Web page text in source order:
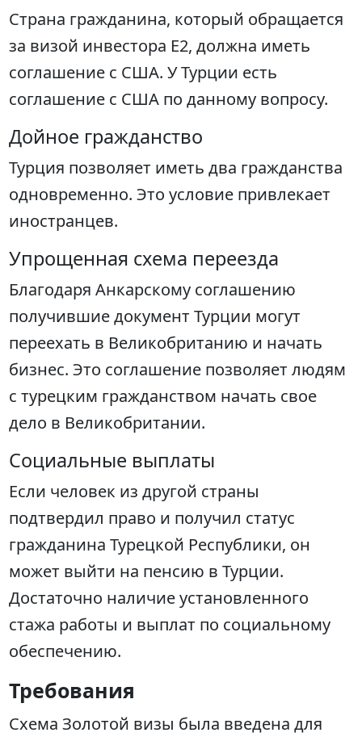
Страна гражданина, который обращается
за визой инвестора E2, должна иметь
соглашение с США. У Турции есть
соглашение с США по данному вопросу.
Дойное гражданство
Турция позволяет иметь два гражданства
одновременно. Это условие привлекает
иностранцев.
Упрощенная схема переезда
Благодаря Анкарскому соглашению
получившие документ Турции могут
переехать в Великобританию и начать
бизнес. Это соглашение позволяет людям
с турецким гражданством начать свое
дело в Великобритании.
Социальные выплаты
Если человек из другой страны
подтвердил право и получил статус
гражданина Турецкой Республики, он
может выйти на пенсию в Турции.
Достаточно наличие установленного
стажа работы и выплат по социальному
обеспечению.
Требования
Схема Золотой визы была введена для